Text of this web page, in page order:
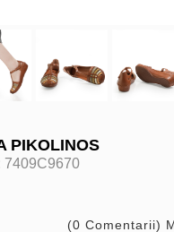
PIKOLINOS
7409C9670
(0 Comentarii)